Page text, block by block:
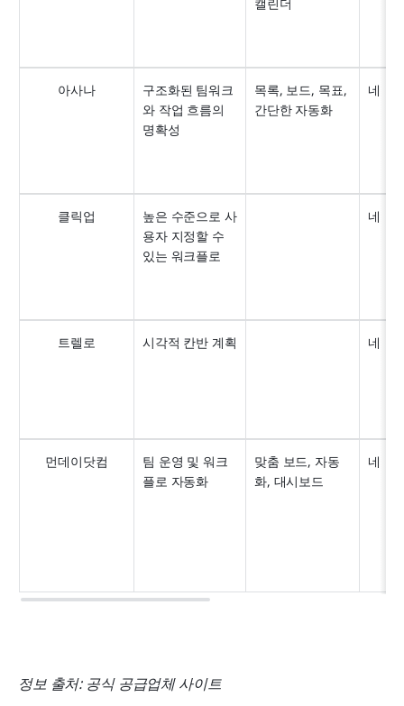
아사나
구조화된 팀워크
와 작업 흐름의
명확성
목록, 보드, 목표,
간단한 자동화
네
클릭업
높은 수준으로 사
용자 지정할 수
있는 워크플로
네
트렐로 시각적 칸반 계획 네
먼데이닷컴
팀 운영 및 워크
플로 자동화
맞춤 보드, 자동
화, 대시보드
네
정보 출처: 공식 공급업체 사이트